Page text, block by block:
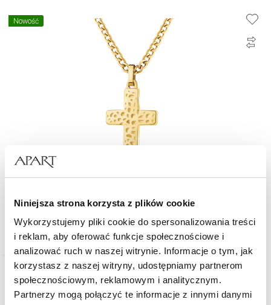
Niniejsza strona korzysta z plików cookie
Wykorzystujemy pliki cookie do spersonalizowania treści
i reklam, aby oferować funkcje społecznościowe i
analizować ruch w naszej witrynie. Informacje o tym, jak
korzystasz z naszej witryny, udostępniamy partnerom
społecznościowym, reklamowym i analitycznym.
Partnerzy mogą połączyć te informacje z innymi danymi
Nowość
149 zł
Nowość